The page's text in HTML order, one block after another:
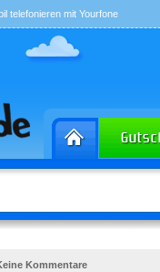
telefonieren mit Yourfone
Kommentare